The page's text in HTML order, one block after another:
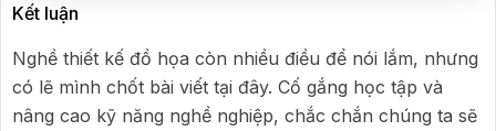
Kết luận
Nghề thiết kế đồ họa còn nhiều điều để nói lắm, nhưng
có lẽ mình chốt bài viết tại đây. Cố gắng học tập và
nâng cao kỹ năng nghề nghiệp, chắc chắn chúng ta sẽ